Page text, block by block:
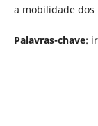
a mobilidade
Palavras-chave: